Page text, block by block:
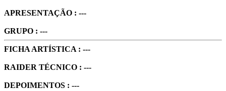
APRESENTAÇÃO : ---
GRUPO : ---
FICHA ARTÍSTICA : ---
RAIDER TÉCNICO : ---
DEPOIMENTOS : ---